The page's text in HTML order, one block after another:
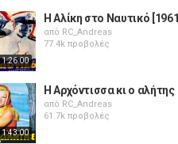
1:26:00
Η Αλίκη στο Ναυτικό [1961]
από RC_Andreas
77.4k προβολές
1:43:00
Η Αρχόντισσα κι ο αλήτης
από RC_Andreas
61.7k προβολές